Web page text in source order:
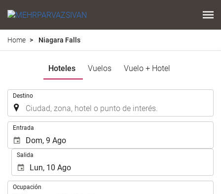
Home Niagara Falls
Hoteles Vuelos Vuelo + Hotel
Destino
Entrada
Salida
Ocupación
Ocupación